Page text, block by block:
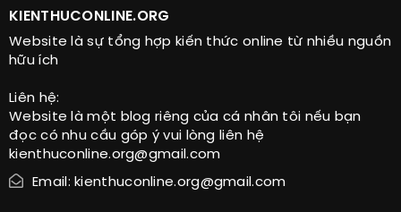
KIENTHUCONLINE.ORG
Website là sự tổng hợp kiến thức online từ nhiều nguồn
hữu ích
Liên hệ:
Website là một blog riêng của cá nhân tôi nếu bạn
đọc có nhu cầu góp ý vui lòng liên hệ
kienthuconline.org@gmail.com
Email: kienthuconline.org@gmail.com